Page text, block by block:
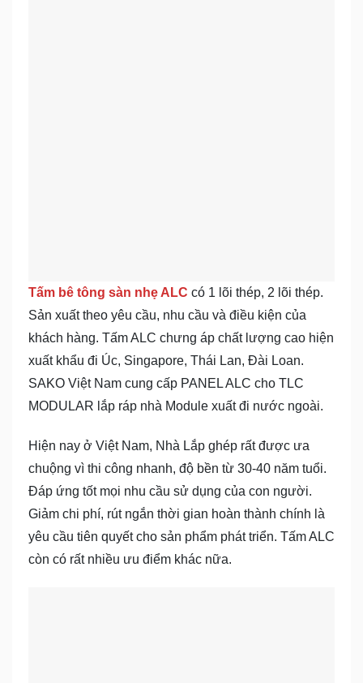
Tấm bê tông sàn nhẹ ALC có 1 lõi thép, 2 lõi thép.
Sản xuất theo yêu cầu, nhu cầu và điều kiện của
khách hàng. Tấm ALC chưng áp chất lượng cao hiện
xuất khẩu đi Úc, Singapore, Thái Lan, Đài Loan.
SAKO Việt Nam cung cấp PANEL ALC cho TLC
MODULAR lắp ráp nhà Module xuất đi nước ngoài.
Hiện nay ở Việt Nam, Nhà Lắp ghép rất được ưa
chuộng vì thi công nhanh, độ bền từ 30-40 năm tuổi.
Đáp ứng tốt mọi nhu cầu sử dụng của con người.
Giảm chi phí, rút ngắn thời gian hoàn thành chính là
yêu cầu tiên quyết cho sản phẩm phát triển. Tấm ALC
còn có rất nhiều ưu điểm khác nữa.